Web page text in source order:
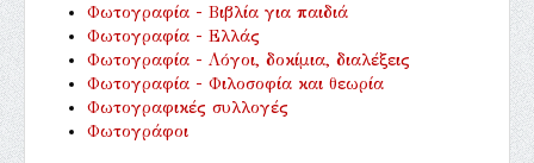
Φωτογραφία - Βιβλία για παιδιά
Φωτογραφία - Ελλάς
Φωτογραφία - Λόγοι, δοκίμια, διαλέξεις
Φωτογραφία - Φιλοσοφία και θεωρία
Φωτογραφικές συλλογές
Φωτογράφοι